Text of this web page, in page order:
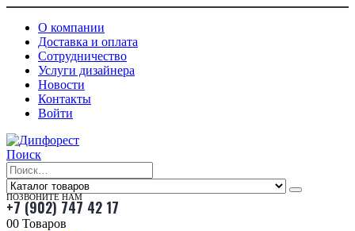
О компании
Доставка и оплата
Сотрудничество
Услуги дизайнера
Новости
Контакты
Войти
Поиск
ПОЗВОНИТЕ НАМ
+7 (902) 747 42 17
00 Товаров